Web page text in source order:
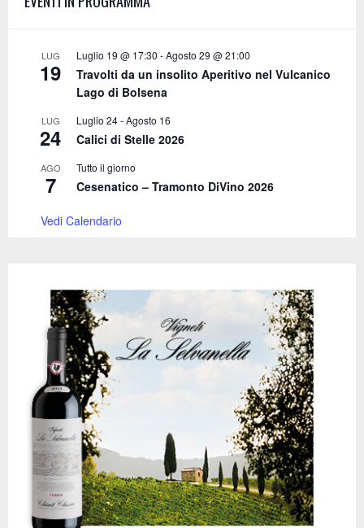
LUG
19
Luglio 19 @ 17:30 -Agosto 29 @ 21:00
Travolti da un insolito Aperitivo nel Vulcanico
Lago di Bolsena
LUG
24
Luglio 24-Agosto 16
Calici di Stelle 2026
AGO
7
Tutto il giorno
Cesenatico – Tramonto DiVino 2026
Vedi Calendario